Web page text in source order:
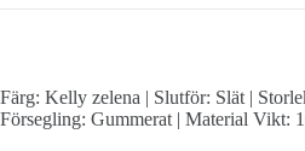
Färg: Kelly zelena | Slutför: Slät |
Försegling: Gummerat | Material Vikt: